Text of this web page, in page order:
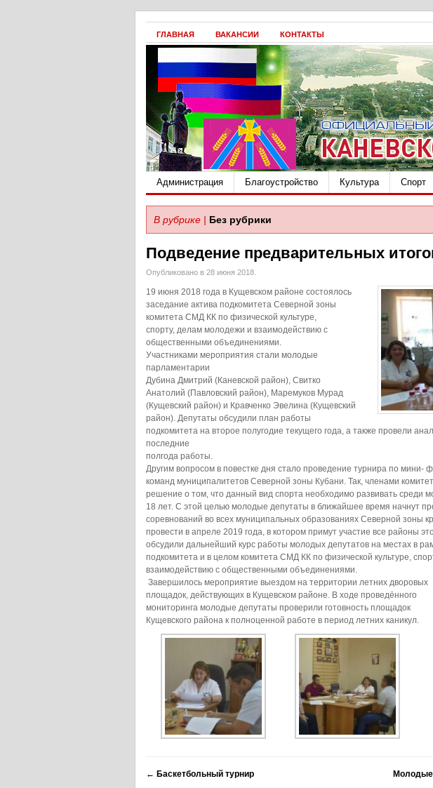
ГЛАВНАЯ ВАКАНСИИ КОНТАКТЫ
Администрация Благоустройство Культура Спорт
В рубрике | Без рубрики
Подведение предварительных
Опубликовано в 28 июня 2018.
19 июня 2018 года в Кущевском районе состоялось
заседание актива подкомитета Северной зоны
комитета СМД КК по физической культуре,
спорту, делам молодежи и взаимодействию с
общественными объединениями.
Участниками мероприятия стали молодые
парламентарии
Дубина Дмитрий (Каневской район), Свитко
Анатолий (Павловский район), Маремуков Мурад
(Кущевский район) и Кравченко Эвелина (Кущевский
район). Депутаты обсудили план работы
подкомитета на второе полугодие текущего года, а также провели
последние
полгода работы.
Другим вопросом в повестке дня стало проведение турнира по мини-
команд муниципалитетов Северной зоны Кубани. Так, членами
решение о том, что данный вид спорта необходимо развивать среди
18 лет. С этой целью молодые депутаты в ближайшее время начнут
соревнований во всех муниципальных образованиях Северной зоны
провести в апреле 2019 года, в котором примут участие все районы
обсудили дальнейший курс работы молодых депутатов на местах в
подкомитета и в целом комитета СМД КК по физической культуре,
взаимодействию с общественными объединениями.
Завершилось мероприятие выездом на территории летних дворовых
площадок, действующих в Кущевском районе. В ходе проведённого
мониторинга молодые депутаты проверили готовность площадок
Кущевского района к полноценной работе в период летних каникул.
← Баскетбольный турнир Молодые